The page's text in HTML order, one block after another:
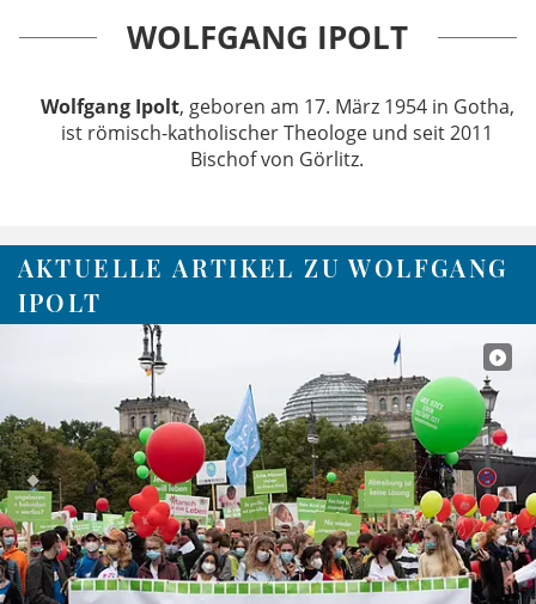
WOLFGANG IPOLT
Wolfgang Ipolt, geboren am 17. März 1954 in Gotha,
ist römisch-katholischer Theologe und seit 2011
Bischof von Görlitz.
AKTUELLE ARTIKEL ZU WOLFGANG
IPOLT